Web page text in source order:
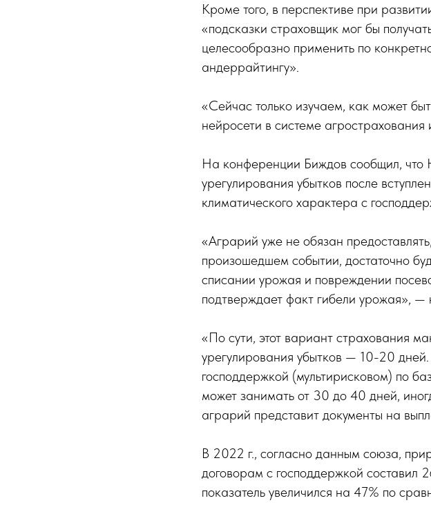
Кроме того, в перспективе при
«подсказки страховщик мог бы
целесообразно применить по
андеррайтингу».
«Сейчас только изучаем, как может
нейросети в системе
На конференции Биждов сообщил, что
урегулирования убытков после
климатического характера с
«Аграрий уже не обязан
произошедшем событии, достаточно
списании урожая и повреждении
подтверждает факт гибели урожая», —
«По сути, этот вариант страхования
урегулирования убытков — 10-20
господдержкой (мультирисковом) по
может занимать от 30 до 40 дней,
аграрий представит документы на
В 2022 г., согласно данным союза,
договорам с господдержкой составил
показатель увеличился на 47% по